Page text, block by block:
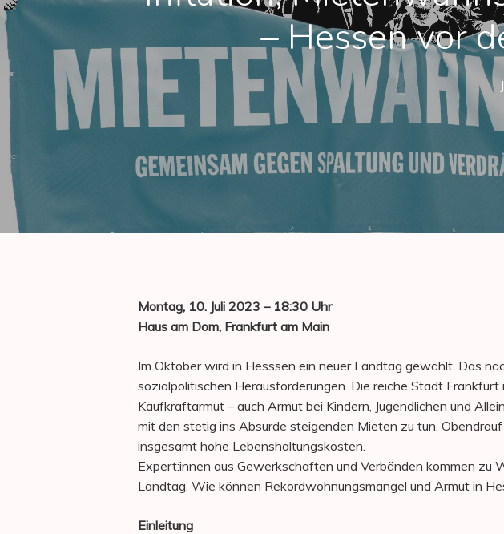
Hit enter to search or ESC to close– Hessen vor
Montag, 10. Juli 2023 – 18:30 Uhr
Haus am Dom, Frankfurt am Main
Im Oktober wird in Hesssen ein neuer Landtag gewählt. Das
sozialpolitischen Herausforderungen. Die reiche Stadt
Kaufkraftarmut – auch Armut bei Kindern, Jugendlichen und
mit den stetig ins Absurde steigenden Mieten zu tun.
insgesamt hohe Lebenshaltungskosten.
Expert:innen aus Gewerkschaften und Verbänden kommen zu
Landtag. Wie können Rekordwohnungsmangel und Armut in
Einleitung